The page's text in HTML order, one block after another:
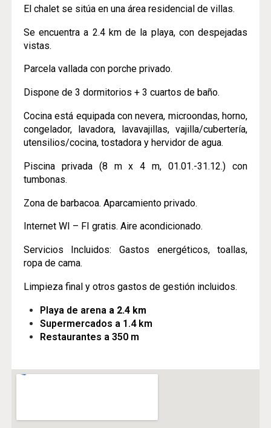
El chalet se sitúa en una área residencial de villas.
Se encuentra a 2.4 km de la playa, con despejadas
vistas.
Parcela vallada con porche privado.
Dispone de 3 dormitorios + 3 cuartos de baño.
Cocina está equipada con nevera, microondas, horno,
congelador, lavadora, lavavajillas, vajilla/cubertería,
utensilios/cocina, tostadora y hervidor de agua.
Piscina privada (8 m x 4 m, 01.01.-31.12.) con
tumbonas.
Zona de barbacoa. Aparcamiento privado.
Internet WI – FI gratis. Aire acondicionado.
Servicios Incluidos: Gastos energéticos, toallas,
ropa de cama.
Limpieza final y otros gastos de gestión incluidos.
Playa de arena a 2.4 km
Supermercados a 1.4 km
Restaurantes a 350 m